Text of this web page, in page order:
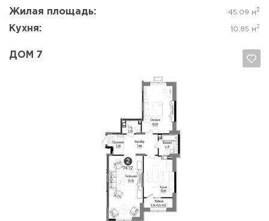
Жилая площадь: 45.09 м 2
Кухня: 10.85 м 2
ДОМ 7
Да, удалить Отмена